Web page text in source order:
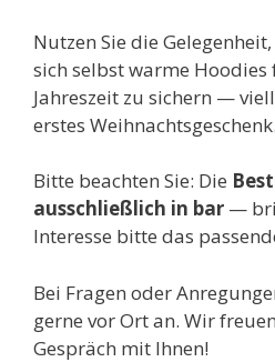
Nutzen Sie die
sich selbst warme
Jahreszeit zu sichern —
erstes Weihnachtsgeschenk.
Bitte beachten Sie: Die
ausschließlich in bar —
Interesse bitte das
Bei Fragen oder
gerne vor Ort an. Wir
Gespräch mit Ihnen!